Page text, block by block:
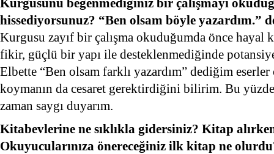
Kurgusunu beğenmediğiniz bir çalışmayı
hissediyorsunuz? “Ben olsam böyle yazardım.”
Kurgusu zayıf bir çalışma okuduğumda önce hayal
fikir, güçlü bir yapı ile desteklenmediğinde
Elbette “Ben olsam farklı yazardım” dediğim
koymanın da cesaret gerektirdiğini bilirim. Bu
zaman saygı duyarım.
Kitabevlerine ne sıklıkla gidersiniz? Kitap
Okuyucularınıza önereceğiniz ilk kitap ne